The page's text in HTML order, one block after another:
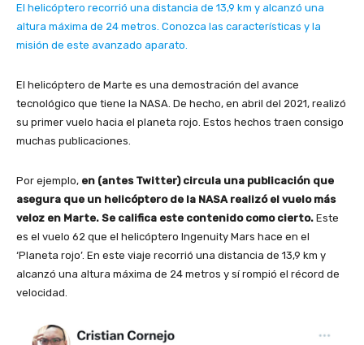
El helicóptero recorrió una distancia de 13,9 km y alcanzó una
altura máxima de 24 metros. Conozca las características y la
misión de este avanzado aparato.
El helicóptero de Marte es una demostración del avance
tecnológico que tiene la NASA. De hecho, en abril del 2021, realizó
su primer vuelo hacia el planeta rojo. Estos hechos traen consigo
muchas publicaciones.
Por ejemplo, en (antes Twitter) circula una publicación que
asegura que un helicóptero de la NASA realizó el vuelo más
veloz en Marte. Se califica este contenido como cierto. Este
es el vuelo 62 que el helicóptero Ingenuity Mars hace en el
‘Planeta rojo’. En este viaje recorrió una distancia de 13,9 km y
alcanzó una altura máxima de 24 metros y sí rompió el récord de
velocidad.